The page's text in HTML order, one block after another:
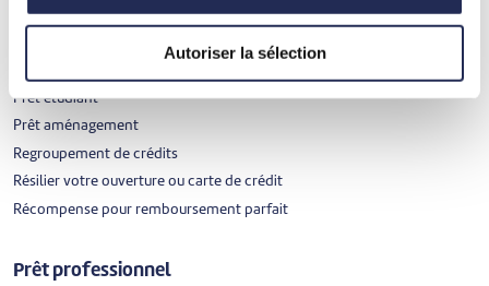
Autoriser la sélection
Le prêt vélo
Prêt étudiant
Prêt aménagement
Regroupement de crédits
Résilier votre ouverture ou carte de crédit
Récompense pour remboursement parfait
Prêt professionnel